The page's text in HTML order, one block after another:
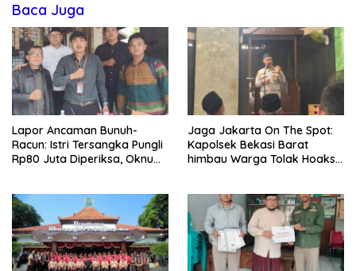
Baca Juga
Lapor Ancaman Bunuh-
Racun: Istri Tersangka Pungli
Rp80 Juta Diperiksa, Oknum
Jaga Jakarta On The Spot:
Kapolsek Bekasi Barat
himbau Warga Tolak Hoaks